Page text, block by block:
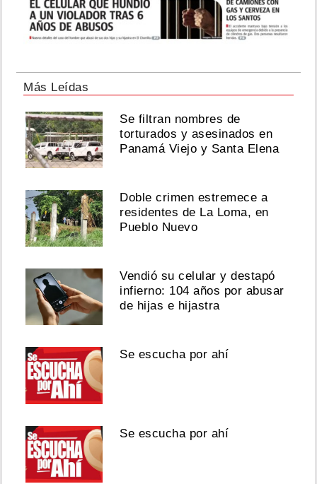
Más Leídas
Se filtran nombres de
torturados y asesinados en
Panamá Viejo y Santa Elena
Doble crimen estremece a
residentes de La Loma, en
Pueblo Nuevo
Vendió su celular y destapó
infierno: 104 años por abusar
de hijas e hijastra
Se escucha por ahí
Se escucha por ahí